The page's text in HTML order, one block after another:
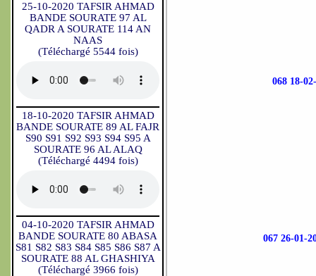
25-10-2020 TAFSIR AHMAD
BANDE SOURATE 97 AL
QADR A SOURATE 114 AN
NAAS
(Téléchargé 5544 fois)
18-10-2020 TAFSIR AHMAD
BANDE SOURATE 89 AL FAJR
S90 S91 S92 S93 S94 S95 A
SOURATE 96 AL ALAQ
(Téléchargé 4494 fois)
04-10-2020 TAFSIR AHMAD
BANDE SOURATE 80 ABASA
S81 S82 S83 S84 S85 S86 S87 A
SOURATE 88 AL GHASHIYA
(Téléchargé 3966 fois)
068 18-
067 26-01-